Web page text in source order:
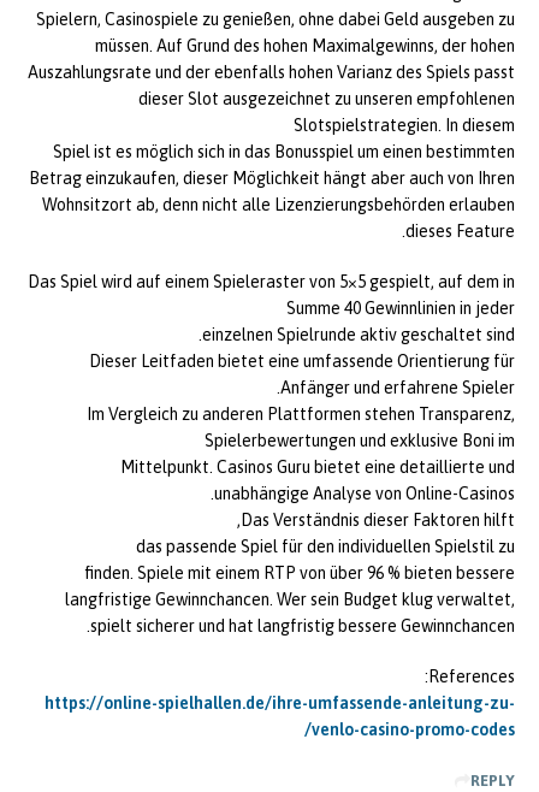
Spielern, Casinospiele zu genießen, ohne dabei Geld ausgeben zu
müssen. Auf Grund des hohen Maximalgewinns, der hohen
Auszahlungsrate und der ebenfalls hohen Varianz des Spiels passt
dieser Slot ausgezeichnet zu unseren empfohlenen
Slotspielstrategien. In diesem
Spiel ist es möglich sich in das Bonusspiel um einen bestimmten
Betrag einzukaufen, dieser Möglichkeit hängt aber auch von Ihren
Wohnsitzort ab, denn nicht alle Lizenzierungsbehörden erlauben
dieses Feature.
Das Spiel wird auf einem Spieleraster von 5×5 gespielt, auf dem in
Summe 40 Gewinnlinien in jeder
einzelnen Spielrunde aktiv geschaltet sind.
Dieser Leitfaden bietet eine umfassende Orientierung für
Anfänger und erfahrene Spieler.
Im Vergleich zu anderen Plattformen stehen Transparenz,
Spielerbewertungen und exklusive Boni im
Mittelpunkt. Casinos Guru bietet eine detaillierte und
unabhängige Analyse von Online-Casinos.
Das Verständnis dieser Faktoren hilft,
das passende Spiel für den individuellen Spielstil zu
finden. Spiele mit einem RTP von über 96 % bieten bessere
langfristige Gewinnchancen. Wer sein Budget klug verwaltet,
spielt sicherer und hat langfristig bessere Gewinnchancen.
References:
https://online-spielhallen.de/ihre-umfassende-anleitung-zu-
venlo-casino-promo-codes/
REPLY